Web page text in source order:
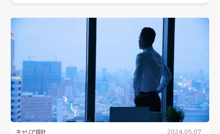
キャリア設計 2024.05.07